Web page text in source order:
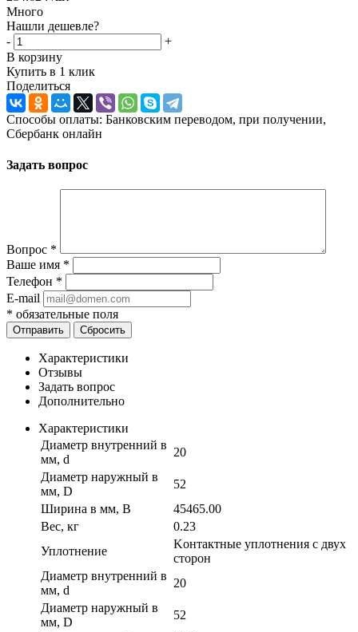
Много
Нашли дешевле?
-
+
В корзину
Купить в 1 клик
Поделиться
Способы оплаты: Банковским переводом, при получении,
Сбербанк онлайн
Задать вопрос
Вопрос *
Ваше имя *
Телефон *
E-mail
* обязательные поля
Отправить Сбросить
Характеристики
Отзывы
Задать вопрос
Дополнительно
Характеристики
Диаметр внутренний в
мм, d
20
Диаметр наружный в
мм, D
52
Ширина в мм, B
45465.00
Вес, кг
0.23
Уплотнение
Kонтактные уплотнения с двух
сторон
Диаметр внутренний в
мм, d
20
Диаметр наружный в
мм, D
52